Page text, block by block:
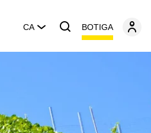
CA BOTIGA